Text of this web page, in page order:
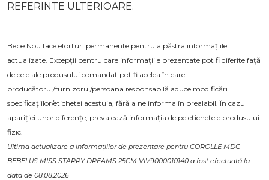
REFERINTE ULTERIOARE.
Bebe Nou face eforturi permanente pentru a păstra informațiile
actualizate. Excepții pentru care informațiile prezentate pot fi diferite față
de cele ale produsului comandat pot fi acelea în care
producătorul/furnizorul/persoana responsabilă aduce modificări
specificațiilor/etichetei acestuia, fără a ne informa în prealabil. În cazul
apariției unor diferențe, prevalează informația de pe etichetele produsului
fizic.
Ultima actualizare a informațiilor de prezentare pentru COROLLE MDC
BEBELUS MISS STARRY DREAMS 25CM VIV9000010140 a fost efectuată la
data de 08.08.2026